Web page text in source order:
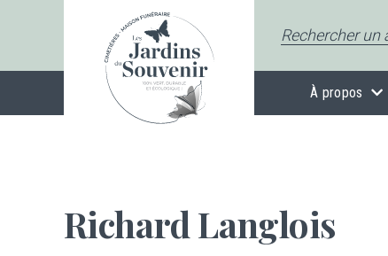
À propos
Richard Langlois